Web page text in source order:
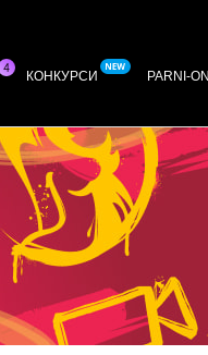
КОНКУРСИ PARNI-